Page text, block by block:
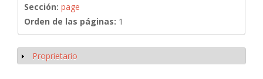
Sección: page
Orden de las páginas: 1
Mostrar
Proprietario